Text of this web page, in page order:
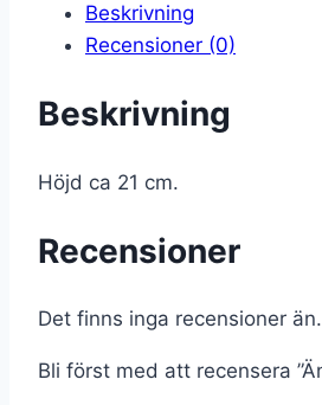
Beskrivning
Recensioner (0)
Beskrivning
Höjd ca 21 cm.
Recensioner
Det finns inga recensioner än.
Bli först med att recensera